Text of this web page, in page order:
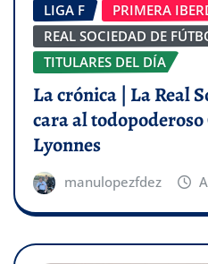
LIGA F
PRIMERA
REAL SOCIEDAD DE
TITULARES DEL DÍA
La crónica | La Real
cara al
Lyonnes
manulopezfdez